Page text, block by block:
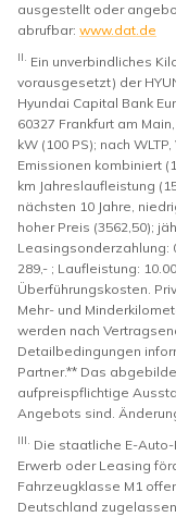
ausgestellt oder
abrufbar: www.dat.de
II. Ein unverbindliches
vorausgesetzt) der
Hyundai Capital Bank
60327 Frankfurt am
kW (100 PS); nach
Emissionen kombiniert
km Jahreslaufleistung
nächsten 10 Jahre,
hoher Preis (3562,50);
Leasingsonderzahlung:
289,- ; Laufleistung:
Überführungskosten.
Mehr- und
werden nach
Detailbedingungen
Partner.** Das
aufpreispflichtige
Angebots sind.
III. Die staatliche E-
Erwerb oder Leasing
Fahrzeugklasse M1
Deutschland